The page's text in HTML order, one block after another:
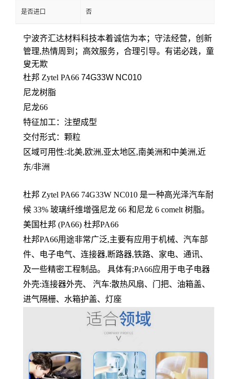
是否进口 否
宁波齐汇达材料科技本着诚信为本；守法经营，创新
管理,热情周到；高效服务，合理引导。有诺必践，童
叟无欺
杜邦 Zytel PA66 74G33W NC010
尼龙树脂
尼龙66
特征加工：注塑成型
交付形式：颗粒
区域可用性:北美,欧洲,亚太地区,南美洲和中美洲,近
东/非洲
杜邦 Zytel PA66 74G33W NC010 是一种高光泽汽车耐
候 33% 玻璃纤维增强尼龙 66 和尼龙 6 comelt 树脂。
美国杜邦 (PA66) 杜邦PA66
杜邦PA66用途非常广泛,主要有应用于机械、汽车部
件、电子电气、连接器,断路器,铁路、家电、通讯、
及一些精密工程制品。 具体有;PA66应用于电子电器
外壳:连接器外壳、 汽车:散热风扇、门把、油箱盖、
进气隔栅、水箱护盖、灯座